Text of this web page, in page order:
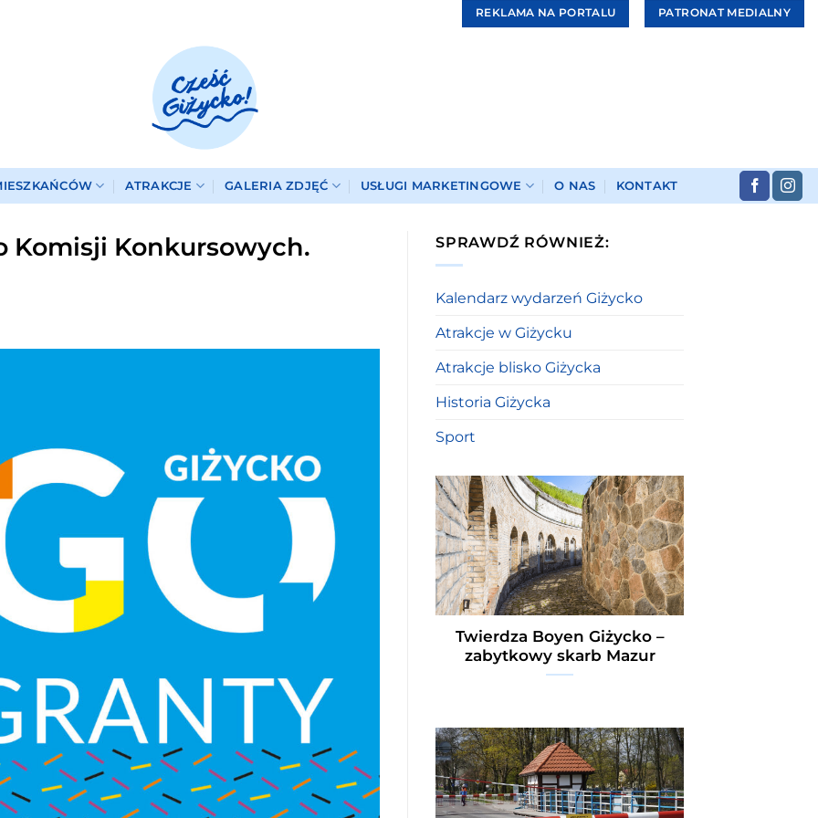
REKLAMA NA PORTALU PATRONAT MEDIALNY
ATRAKCJE GALERIA ZDJĘĆ USŁUGI MARKETINGOWE O NAS KONTAKT
Komisji Konkursowych. SPRAWDŹ RÓWNIEŻ:
Kalendarz wydarzeń Giżycko
Atrakcje w Giżycku
Atrakcje blisko Giżycka
Historia Giżycka
Sport
Twierdza Boyen Giżycko –
zabytkowy skarb Mazur